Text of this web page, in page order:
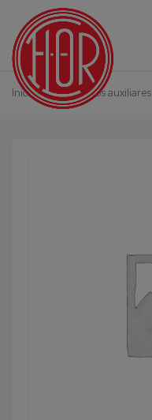
Inicio Productos auxiliares